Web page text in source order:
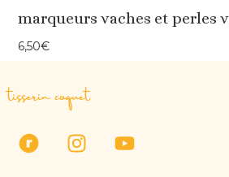
marqueurs vaches et perles
6,50€
tisserin coquet